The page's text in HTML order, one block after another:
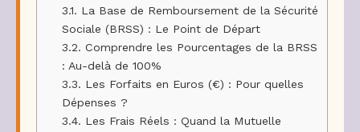
3.1. La Base de Remboursement de la Sécurité
Sociale (BRSS) : Le Point de Départ
3.2. Comprendre les Pourcentages de la BRSS
: Au-delà de 100%
3.3. Les Forfaits en Euros (€) : Pour quelles
Dépenses ?
3.4. Les Frais Réels : Quand la Mutuelle